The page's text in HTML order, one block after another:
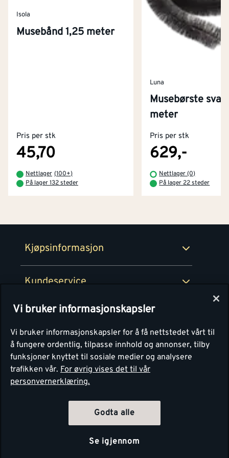
Isola
Musebånd 1,25 meter
Pris per stk
45,70
Nettlager (100+)
På lager 132 steder
Luna
Musebørste
meter
Pris per stk
629,-
Nettlager (0)
På lager 22 steder
Kjøpsinformasjon
Kjøpsbetingelser
Betaling
Retur- og angrerettsskjema
Kundeservice
Tjenester
Montér Klubb
Montér
Byggevarehus og åpningstider
Prismatch
Personvern
Vi bruker informasjonskapsler
Vi bruker informasjonskapsler for å få nettstedet vårt til
å fungere ordentlig, tilpasse innhold og annonser, tilby
funksjoner knyttet til sosiale medier og analysere
trafikken vår. For øvrig vises det til vår
personvernerklæring.
Godta alle
Se igjennom